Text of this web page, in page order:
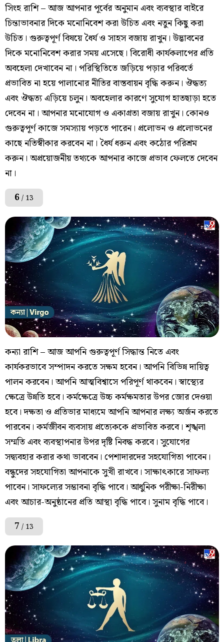
সিংহ রাশি – আজ আপনার পূর্বের অনুমান এবং ব্যবস্থার বাইরে
চিন্তাভাবনার দিকে মনোনিবেশ করা উচিত এবং নতুন কিছু করা
উচিত। গুরুত্বপূর্ণ বিষয়ে ধৈর্য ও সাহস বজায় রাখুন। উদ্ভাবনের
দিকে মনোনিবেশ করার সময় এসেছে। বিরোধী কার্যকলাপের প্রতি
অবহেলা দেখাবেন না। পরিস্থিতিতে জড়িয়ে পড়ার পরিবর্তে
প্রভাবিত না হয়ে পালানোর নীতির বাস্তবায়ন বৃদ্ধি করুন। ঔদ্ধত্য
এবং ঔদ্ধত্য এড়িয়ে চলুন। অবহেলার কারণে সুযোগ হাতছাড়া হতে
দেবেন না। আপনার মনোযোগ ও একাগ্রতা বজায় রাখুন। কোনও
গুরুত্বপূর্ণ কাজে সমস্যায় পড়তে পারেন। প্রলোভন ও প্রলোভনের
কাছে নতিস্বীকার করবেন না। ধৈর্য ধরুন এবং কঠোর পরিশ্রম
করুন। অপ্রয়োজনীয় তথ্যকে আপনার কাজে প্রভাব ফেলতে দেবেন
না।
6/ 13
কন্যা রাশি – আজ আপনি গুরুত্বপূর্ণ সিদ্ধান্ত নিতে এবং
কার্যকরভাবে সম্পাদন করতে সক্ষম হবেন। আপনি বিভিন্ন দায়িত্ব
পালন করবেন। আপনি আত্মবিশ্বাসে পরিপূর্ণ থাকবেন। স্বাস্থ্যের
ক্ষেত্রে উন্নতি হবে। কর্মক্ষেত্রে উচ্চ কর্মক্ষমতার উপর জোর দেওয়া
হবে। দক্ষতা ও প্রতিভার মাধ্যমে আপনি আপনার লক্ষ্য অর্জন করতে
পারবেন। কর্মজীবন ব্যবসায় প্রত্যেককে প্রভাবিত করবে। শৃঙ্খলা
সম্মতি এবং ব্যবস্থাপনার উপর দৃষ্টি নিবদ্ধ করবে। সুযোগের
সদ্ব্যবহার করার কথা ভাববেন। পেশাদারদের সহযোগিতা পাবেন।
বন্ধুদের সহযোগিতা আপনাকে সুখী রাখবে। সাক্ষাৎকারে সাফল্য
পাবেন। সাফল্যের সম্ভাবনা বৃদ্ধি পাবে। আধুনিক পরীক্ষা-নিরীক্ষা
এবং আচার-অনুষ্ঠানের প্রতি আস্থা বৃদ্ধি পাবে। সুনাম বৃদ্ধি পাবে।
7 / 13